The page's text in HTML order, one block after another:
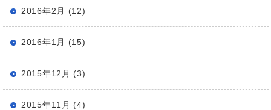
2016年2月 (12)
2016年1月 (15)
2015年12月 (3)
2015年11月 (4)